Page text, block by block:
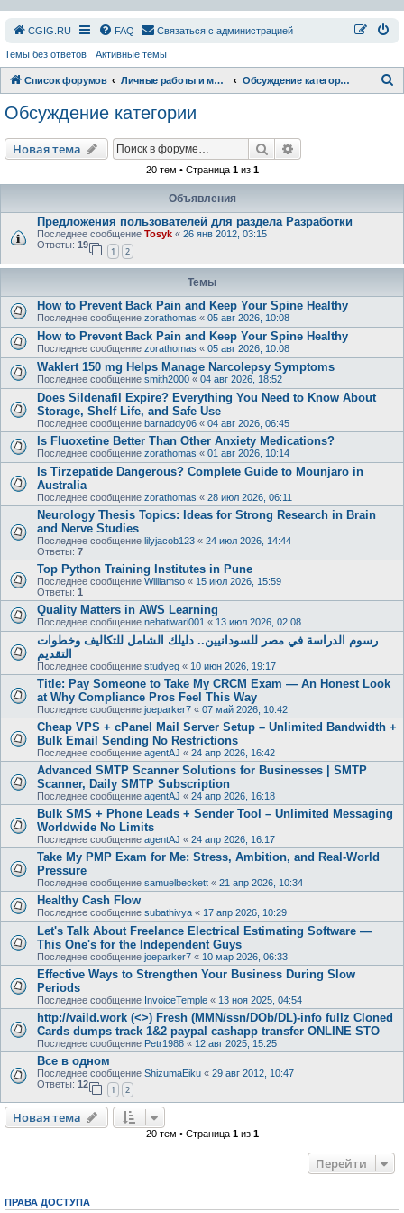
СGIG.RU FAQ Связаться с администрацией
Темы без ответов Активные темы
Список форумов Личные работы и модификации Обсуждение категории
Обсуждение категории
Новая тема Поиск
20 тем • Страница 1из 1
Объявления
Предложения пользователей для раздела Разработки
Последнее сообщение Tosyk « 26 янв 2012, 03:15
Ответы: 19
1 2
Темы
How to Prevent Back Pain and Keep Your Spine Healthy
Последнее сообщение zorathomas « 05 авг 2026, 10:08
How to Prevent Back Pain and Keep Your Spine Healthy
Последнее сообщение zorathomas « 05 авг 2026, 10:08
Waklert 150 mg Helps Manage Narcolepsy Symptoms
Последнее сообщение smith2000 « 04 авг 2026, 18:52
Does Sildenafil Expire? Everything You Need to Know About
Storage, Shelf Life, and Safe Use
Последнее сообщение barnaddy06 « 04 авг 2026, 06:45
Is Fluoxetine Better Than Other Anxiety Medications?
Последнее сообщение zorathomas « 01 авг 2026, 10:14
Is Tirzepatide Dangerous? Complete Guide to Mounjaro in
Australia
Последнее сообщение zorathomas « 28 июл 2026, 06:11
Neurology Thesis Topics: Ideas for Strong Research in Brain
and Nerve Studies
Последнее сообщение lilyjacob123 « 24 июл 2026, 14:44
Ответы: 7
Top Python Training Institutes in Pune
Последнее сообщение Williamso « 15 июл 2026, 15:59
Ответы: 1
Quality Matters in AWS Learning
Последнее сообщение nehatiwari001 « 13 июл 2026, 02:08
رسوم الدراسة في مصر للسودانيين.. دليلك الشامل للتكاليف وخطوات
التقديم
Последнее сообщение studyeg « 10 июн 2026, 19:17
Title: Pay Someone to Take My CRCM Exam — An Honest Look
at Why Compliance Pros Feel This Way
Последнее сообщение joeparker7 « 07 май 2026, 10:42
Cheap VPS + cPanel Mail Server Setup – Unlimited Bandwidth +
Bulk Email Sending No Restrictions
Последнее сообщение agentAJ « 24 апр 2026, 16:42
Advanced SMTP Scanner Solutions for Businesses | SMTP
Scanner, Daily SMTP Subscription
Последнее сообщение agentAJ « 24 апр 2026, 16:18
Bulk SMS + Phone Leads + Sender Tool – Unlimited Messaging
Worldwide No Limits
Последнее сообщение agentAJ « 24 апр 2026, 16:17
Take My PMP Exam for Me: Stress, Ambition, and Real-World
Pressure
Последнее сообщение samuelbeckett « 21 апр 2026, 10:34
Healthy Cash Flow
Последнее сообщение subathivya « 17 апр 2026, 10:29
Let's Talk About Freelance Electrical Estimating Software —
This One's for the Independent Guys
Последнее сообщение joeparker7 « 10 мар 2026, 06:33
Effective Ways to Strengthen Your Business During Slow
Periods
Последнее сообщение InvoiceTemple « 13 ноя 2025, 04:54
http://vaild.work (<>) Fresh (MMN/ssn/DOb/DL)-info fullz Cloned
Cards dumps track 1&2 paypal cashapp transfer ONLINE STO
Последнее сообщение Petr1988 « 12 авг 2025, 15:25
Все в одном
Последнее сообщение ShizumaEiku « 29 авг 2012, 10:47
Ответы: 12
1 2
Новая тема
20 тем • Страница 1из 1
Перейти
ПРАВА ДОСТУПА